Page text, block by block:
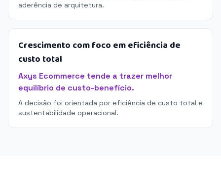
aderência de arquitetura.
Crescimento com foco em eficiência de
custo total
Axys Ecommerce tende a trazer melhor
equilíbrio de custo-benefício.
A decisão foi orientada por eficiência de custo total e
sustentabilidade operacional.